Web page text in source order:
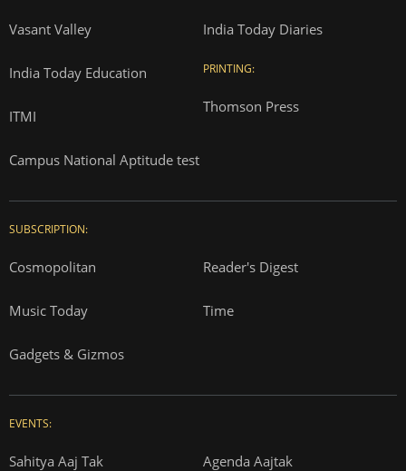
Vasant Valley
India Today Education
ITMI
Campus National Aptitude test
India Today Diaries
PRINTING:
Thomson Press
SUBSCRIPTION:
Cosmopolitan Reader's Digest
Music Today Time
Gadgets & Gizmos
EVENTS:
Sahitya Aaj Tak Agenda Aajtak